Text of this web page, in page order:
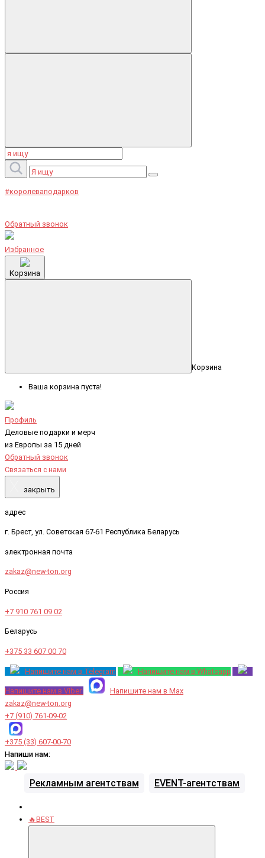
#королеваподарков
Обратный звонок
Избранное
Корзина
Корзина
Ваша корзина пуста!
Профиль
Деловые подарки и мерч
из Европы за 15 дней
Обратный звонок
Связаться с нами
закрыть
адрес
г. Брест, ул. Советская 67-61 Республика Беларусь
электронная почта
zakaz@new-ton.org
Россия
+7 910 761 09 02
Беларусь
+375 33 607 00 70
Напишите нам в Telegram Напишите нам в Whatsapp
Напишите нам в Viber
Напишите нам в Max
zakaz@new-ton.org
+7 (910) 761-09-02
+375 (33) 607-00-70
Напиши нам:
Рекламным агентствам EVENT-агентствам
🔥BEST